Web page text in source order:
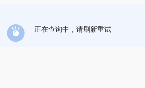
正在查询中，请刷新重试